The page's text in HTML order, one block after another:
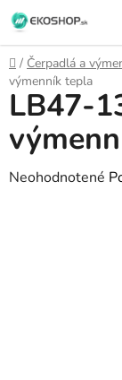
Prejsť
na
obsah
Domov
/ Čerpadlá a
výmenník tepla
LB47-
Priemerné
Neohodnotené